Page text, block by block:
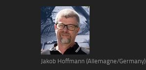
Jakob Hoffmann (Allemagne/Germany)